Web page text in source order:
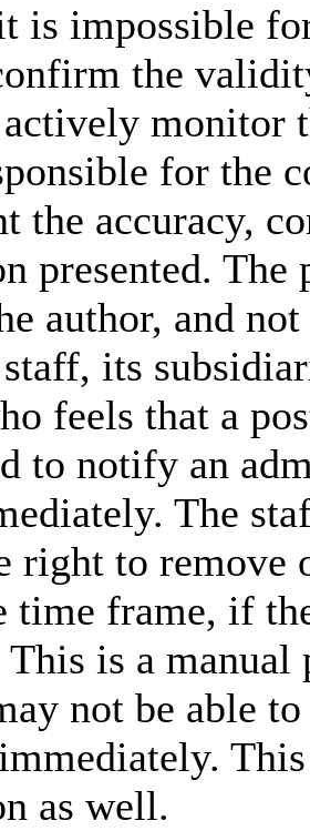
is impossible
the
monitor
for the
the accuracy,
presented. The
author, and
its
feels that a
to notify an
The
right to
time frame, if
This is a
not be able
immediately.
as well.